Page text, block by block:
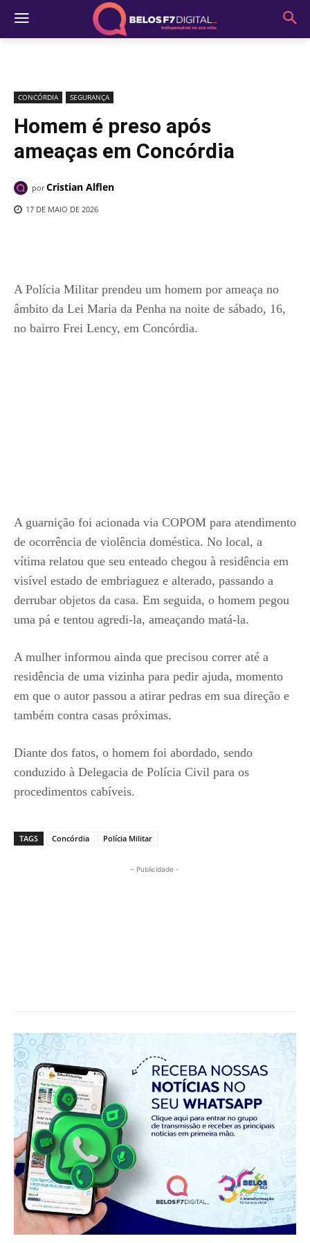
CONCÓRDIA SEGURANÇA
Homem é preso após
ameaças em Concórdia
por Cristian Alflen
17 DE MAIO DE 2026
A Polícia Militar prendeu um homem por ameaça no
âmbito da Lei Maria da Penha na noite de sábado, 16,
no bairro Frei Lency, em Concórdia.
A guarnição foi acionada via COPOM para atendimento
de ocorrência de violência doméstica. No local, a
vítima relatou que seu enteado chegou à residência em
visível estado de embriaguez e alterado, passando a
derrubar objetos da casa. Em seguida, o homem pegou
uma pá e tentou agredi-la, ameaçando matá-la.
A mulher informou ainda que precisou correr até a
residência de uma vizinha para pedir ajuda, momento
em que o autor passou a atirar pedras em sua direção e
também contra casas próximas.
Diante dos fatos, o homem foi abordado, sendo
conduzido à Delegacia de Polícia Civil para os
procedimentos cabíveis.
TAGS Concórdia Polícia Militar
- Publicidade -